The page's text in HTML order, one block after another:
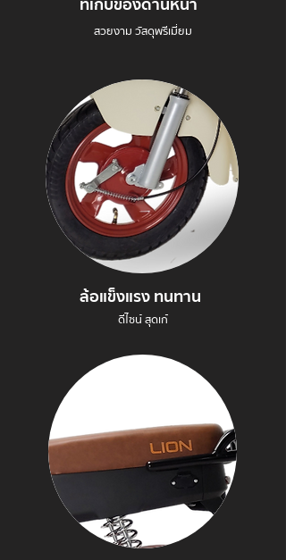
สวยงาม วัสดุพรีเมี่ยม
ล้อแข็งแรง ทนทาน
ดีไซน์ สุดเก๋